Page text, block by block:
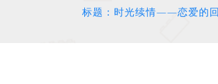
标题：时光续情——恋爱的